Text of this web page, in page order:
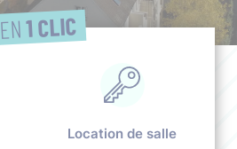
EN1 CLIC
Location de salle